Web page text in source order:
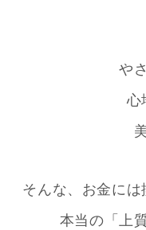
や
心
そんな、お金には
本当の「上